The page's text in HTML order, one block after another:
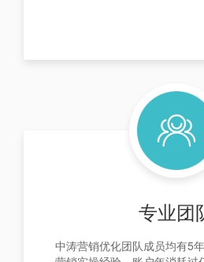
专业团
中涛营销优化团队成员均有5